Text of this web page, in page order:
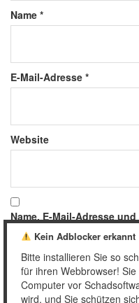
Name *
E-Mail-Adresse *
Website
Name, E-Mail-Adresse
meinen nächsten
Kein Adblocker erkannt
Bitte installieren Sie so
für ihren Webbrowser!
Computer vor
wird, und Sie schützen